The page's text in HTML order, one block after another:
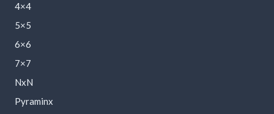
4×4
5×5
6×6
7×7
NxN
Pyraminx